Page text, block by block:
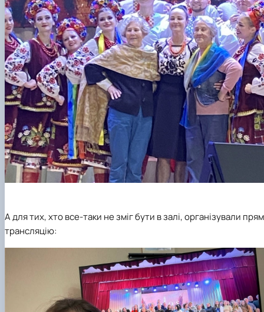
А для тих, хто все-таки не зміг бути в залі, організували
трансляцію: